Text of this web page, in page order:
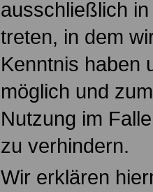
ausschließlich
treten, in dem
Kenntnis haben
möglich und
Nutzung im
zu verhindern.
Wir erklären